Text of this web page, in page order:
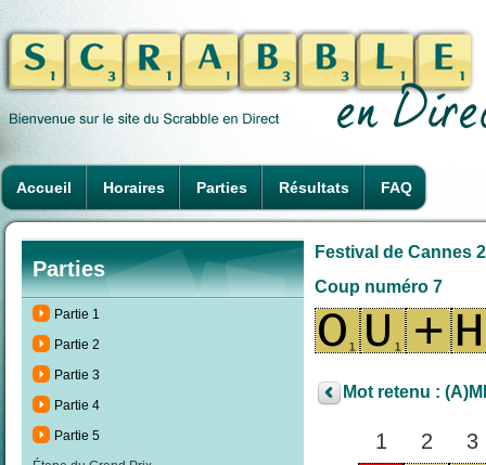
Accueil Horaires Parties Résultats FAQ
Parties
Partie 1
Partie 2
Partie 3
Partie 4
Partie 5
Festival de Cannes
Coup numéro 7
Mot retenu :
1 2
3